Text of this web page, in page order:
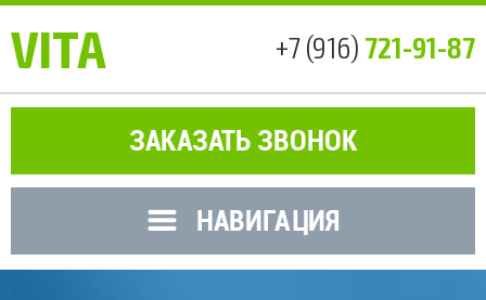
VITA +7 (916) 721-91-87
ЗАКАЗАТЬ ЗВОНОК
НАВИГАЦИЯ